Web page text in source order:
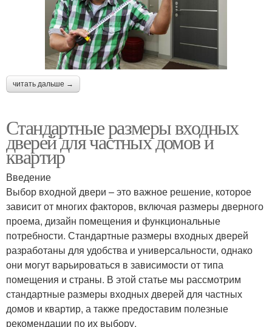
читать дальше →
Стандартные размеры входных
дверей для частных домов и
квартир
Введение
Выбор входной двери – это важное решение, которое
зависит от многих факторов, включая размеры дверного
проема, дизайн помещения и функциональные
потребности. Стандартные размеры входных дверей
разработаны для удобства и универсальности, однако
они могут варьироваться в зависимости от типа
помещения и страны. В этой статье мы рассмотрим
стандартные размеры входных дверей для частных
домов и квартир, а также предоставим полезные
рекомендации по их выбору.